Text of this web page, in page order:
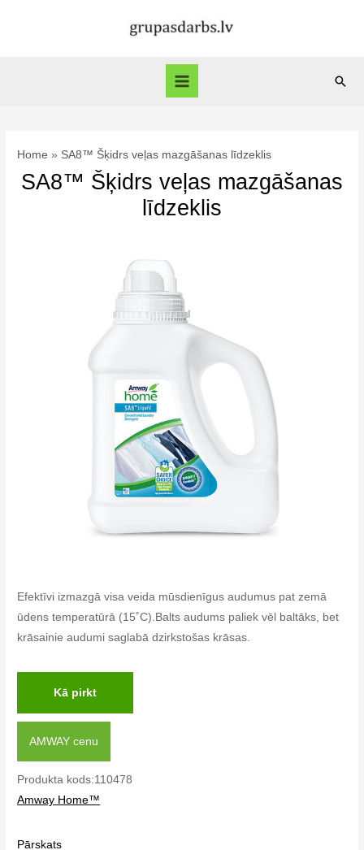
Main
Home SA8™ Šķidrs veļas mazgāšanas līdzeklis
SA8™ Šķidrs veļas mazgāšanas
līdzeklis
Efektīvi izmazgā visa veida mūsdienīgus audumus pat zemā
ūdens temperatūrā (15˚C).Balts audums paliek vēl baltāks, bet
krāsainie audumi saglabā dzirkstošas krāsas.
Kā pirkt
AMWAY cenu
Produkta kods:110478
Amway Home™
Pārskats